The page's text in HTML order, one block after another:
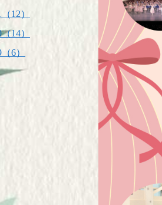
12）
14）
6）